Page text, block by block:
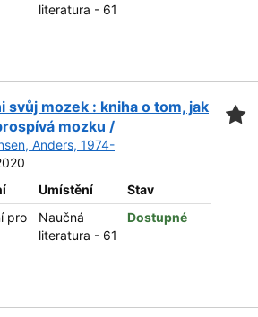
literatura - 61
svůj mozek : kniha o tom, jak
mozku /
Anders, 1974-
Umístění
Stav
pro
Naučná
literatura - 61
Dostupné